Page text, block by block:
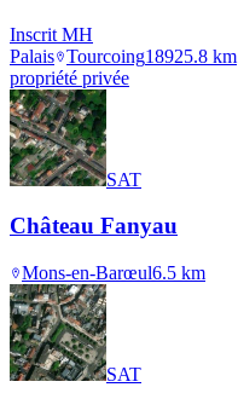
Inscrit MH
Palais Tourcoing18925.8 km
propriété privée
SAT
Château Fanyau
Mons-en-Barœul6.5 km
SAT